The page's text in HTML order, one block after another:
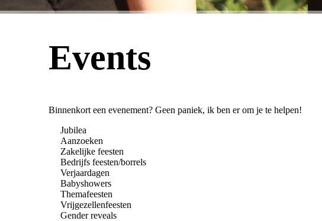
Events
Binnenkort een evenement? Geen paniek, ik ben er om je te helpen!
Jubilea
Aanzoeken
Zakelijke feesten
Bedrijfs feesten/borrels
Verjaardagen
Babyshowers
Themafeesten
Vrijgezellenfeesten
Gender reveals